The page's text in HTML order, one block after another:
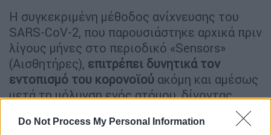
Do Not Process My Personal Information
Η συγκεκριμένη μέθοδος ανίχνευσης του
SARS-CoV-2, που παρουσιάστηκε αρχικά πριν
λίγους μήνες στο περιοδικό «Sensors»
(Αισθητήρες), επιτρέπει δυνητικά τον
εντοπισμό του κορονοϊού ακόμη και αμέσως
μετά τη μόλυνση ενός ατόμου, δίνοντας
παράλληλα τη δυνατότητα ταυτοποίησης
ασυμπτωματικών φορέων στα αρχικά στάδια